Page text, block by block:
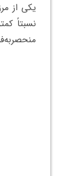
یکی از
نسبتاً